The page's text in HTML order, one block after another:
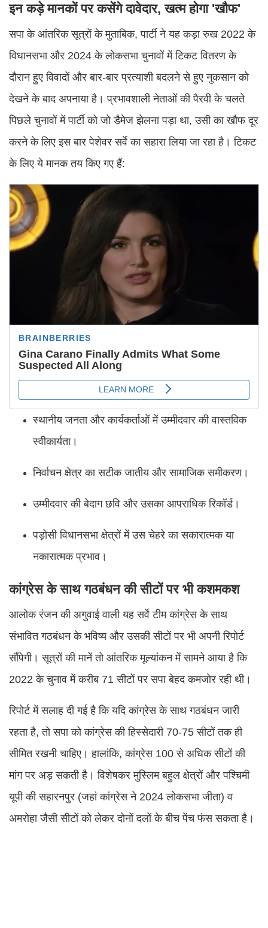
इन कड़े मानकों पर कसेंगे दावेदार, खत्म होगा 'खौफ'
सपा के आंतरिक सूत्रों के मुताबिक, पार्टी ने यह कड़ा रुख 2022 के
विधानसभा और 2024 के लोकसभा चुनावों में टिकट वितरण के
दौरान हुए विवादों और बार-बार प्रत्याशी बदलने से हुए नुकसान को
देखने के बाद अपनाया है। प्रभावशाली नेताओं की पैरवी के चलते
पिछले चुनावों में पार्टी को जो डैमेज झेलना पड़ा था, उसी का खौफ दूर
करने के लिए इस बार पेशेवर सर्वे का सहारा लिया जा रहा है। टिकट
के लिए ये मानक तय किए गए हैं:
स्थानीय जनता और कार्यकर्ताओं में उम्मीदवार की वास्तविक
स्वीकार्यता।
निर्वाचन क्षेत्र का सटीक जातीय और सामाजिक समीकरण।
उम्मीदवार की बेदाग छवि और उसका आपराधिक रिकॉर्ड।
पड़ोसी विधानसभा क्षेत्रों में उस चेहरे का सकारात्मक या
नकारात्मक प्रभाव।
कांग्रेस के साथ गठबंधन की सीटों पर भी कशमकश
आलोक रंजन की अगुवाई वाली यह सर्वे टीम कांग्रेस के साथ
संभावित गठबंधन के भविष्य और उसकी सीटों पर भी अपनी रिपोर्ट
सौंपेगी। सूत्रों की मानें तो आंतरिक मूल्यांकन में सामने आया है कि
2022 के चुनाव में करीब 71 सीटों पर सपा बेहद कमजोर रही थी।
रिपोर्ट में सलाह दी गई है कि यदि कांग्रेस के साथ गठबंधन जारी
रहता है, तो सपा को कांग्रेस की हिस्सेदारी 70-75 सीटों तक ही
सीमित रखनी चाहिए। हालांकि, कांग्रेस 100 से अधिक सीटों की
मांग पर अड़ सकती है। विशेषकर मुस्लिम बहुल क्षेत्रों और पश्चिमी
यूपी की सहारनपुर (जहां कांग्रेस ने 2024 लोकसभा जीता) व
अमरोहा जैसी सीटों को लेकर दोनों दलों के बीच पेंच फंस सकता है।